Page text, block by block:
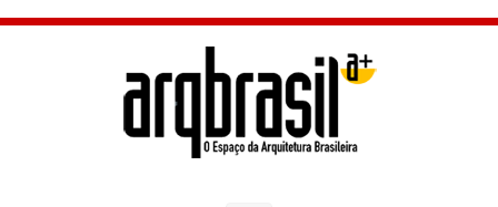
Skip to main content